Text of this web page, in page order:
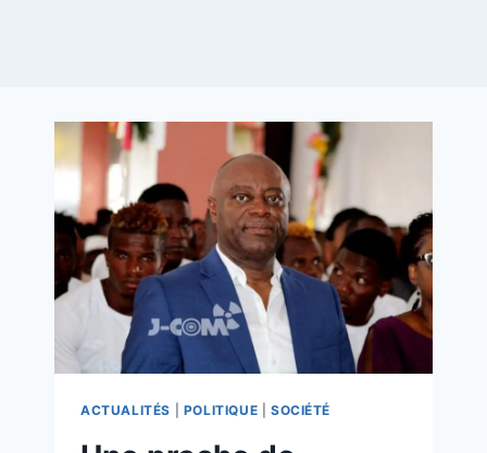
ACTUALITÉS POLITIQUE SOCIÉTÉ